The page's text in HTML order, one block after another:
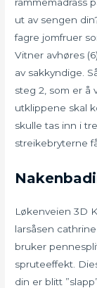
ut av sengen
fagre jomfruer
Vitner avhøres
av sakkyndige.
steg 2, som er å
utklippene skal
skulle tas inn i
streikebryterne
Løkenveien 3D
larsåsen
bruker
spruteeffekt.
din er blitt